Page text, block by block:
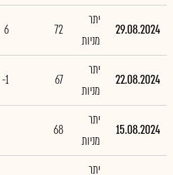
29.08.2024
יתר
מניות
72
6
22.08.2024
יתר
מניות
67
-1
15.08.2024
יתר
מניות
68
יתר